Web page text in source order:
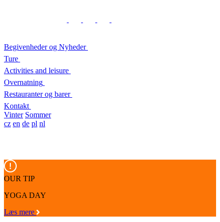
Begivenheder og Nyheder
Ture
Activities and leisure
Overnatning
Restauranter og barer
Kontakt
Vinter Sommer
cz en de pl nl
OUR TIP
YOGA DAY
Læs mere